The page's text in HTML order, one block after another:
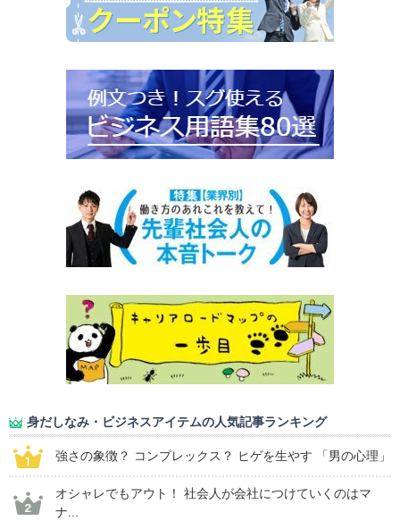
身だしなみ・ビジネスアイテムの人気記事ランキング
強さの象徴？ コンプレックス？ ヒゲを生やす 「男の心理」
オシャレでもアウト！ 社会人が会社につけていくのはマ
ナ...